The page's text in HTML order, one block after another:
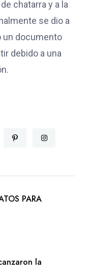
chatarra y a la
se dio a
un documento
debido a una
PARA
la